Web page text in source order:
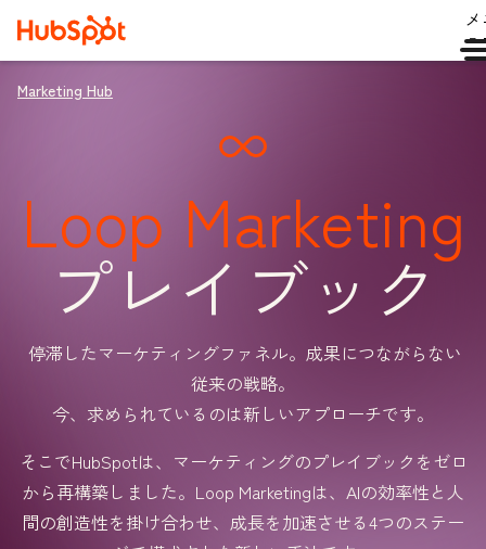
Marketing Hub
Loop Marketing
プレイブック
停滞したマーケティングファネル。成果につながらない
従来の戦略。
今、求められているのは新しいアプローチです。
そこでHubSpotは、マーケティングのプレイブックをゼロ
から再構築しました。Loop Marketingは、AIの効率性と人
間の創造性を掛け合わせ、成長を加速させる4つのステー